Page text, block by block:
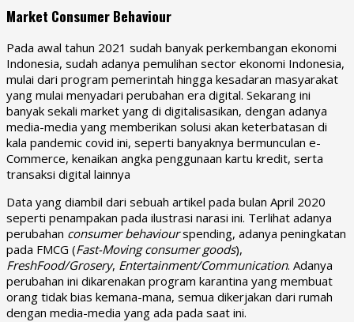
Market Consumer Behaviour
Pada awal tahun 2021 sudah banyak perkembangan ekonomi
Indonesia, sudah adanya pemulihan sector ekonomi Indonesia,
mulai dari program pemerintah hingga kesadaran masyarakat
yang mulai menyadari perubahan era digital. Sekarang ini
banyak sekali market yang di digitalisasikan, dengan adanya
media-media yang memberikan solusi akan keterbatasan di
kala pandemic covid ini, seperti banyaknya bermunculan e-
Commerce, kenaikan angka penggunaan kartu kredit, serta
transaksi digital lainnya
Data yang diambil dari sebuah artikel pada bulan April 2020
seperti penampakan pada ilustrasi narasi ini. Terlihat adanya
perubahan consumer behaviourspending, adanya peningkatan
pada FMCG (Fast-Moving consumer goods),
FreshFood/Grosery, Entertainment/Communication. Adanya
perubahan ini dikarenakan program karantina yang membuat
orang tidak bias kemana-mana, semua dikerjakan dari rumah
dengan media-media yang ada pada saat ini.